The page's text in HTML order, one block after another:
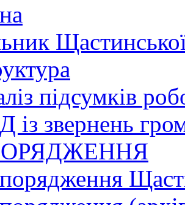
підсумків
із звернень